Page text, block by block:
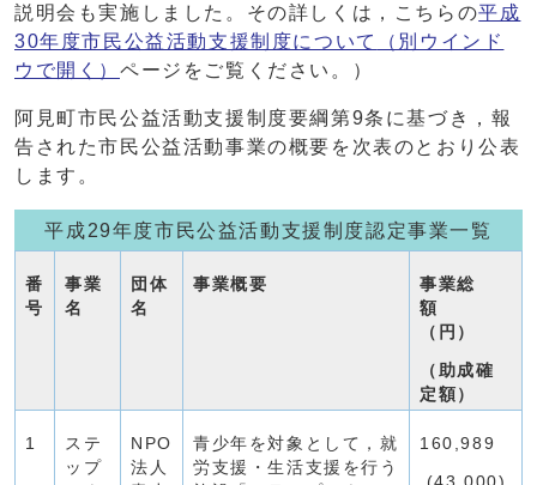
説明会も実施しました。その詳しくは，こちらの平成
30年度市民公益活動支援制度について
（別ウインド
ウで開く） ページをご覧ください。）
阿見町市民公益活動支援制度要綱第9条に基づき，報
告された市民公益活動事業の概要を次表のとおり公表
します。
平成29年度市民公益活動支援制度認定事業一覧
番
号
事業
名
団体
名
事業概要
事業総
額
（円）
（助成確
定額）
1
ステ
ップ
NPO
法人
青少年を対象として，就
労支援・生活支援を行う
160,989